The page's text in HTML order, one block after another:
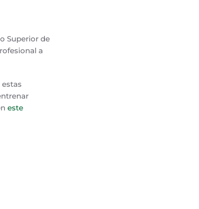
Superior de
a
este